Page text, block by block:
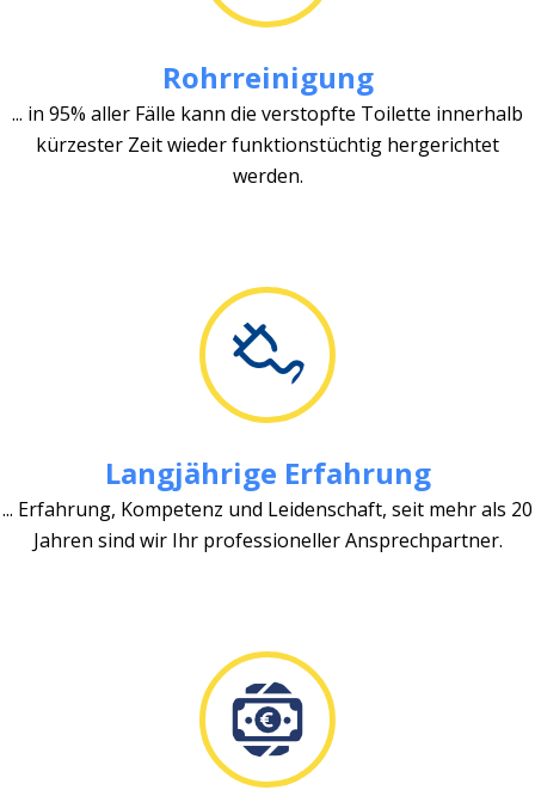
Rohrreinigung
... in 95% aller Fälle kann die verstopfte Toilette innerhalb
kürzester Zeit wieder funktionstüchtig hergerichtet
werden.
Langjährige Erfahrung
... Erfahrung, Kompetenz und Leidenschaft, seit mehr als 20
Jahren sind wir Ihr professioneller Ansprechpartner.